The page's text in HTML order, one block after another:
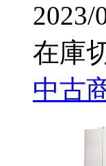
2023/
在庫
中古